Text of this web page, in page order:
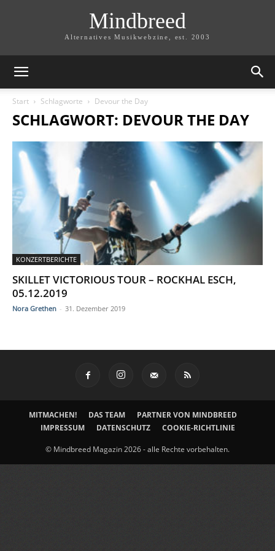
Mindbreed
Alternatives Musikwebzine, est. 2003
Start Schlagworte Devour the Day
SCHLAGWORT: DEVOUR THE DAY
KONZERTBERICHTE
SKILLET VICTORIOUS TOUR – ROCKHAL ESCH,
05.12.2019
Nora Grethen - 31. Dezember 2019
MITMACHEN! DAS TEAM
PARTNER VON MINDBREED
IMPRESSUM
DATENSCHUTZ COOKIE-RICHTLINIE
© Mindbreed Magazin 2026 - alle Rechte vorbehalten.